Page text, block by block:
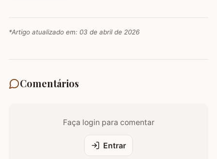
*Artigo atualizado em: 03 de abril de 2026
Comentários
Faça login para comentar
Entrar